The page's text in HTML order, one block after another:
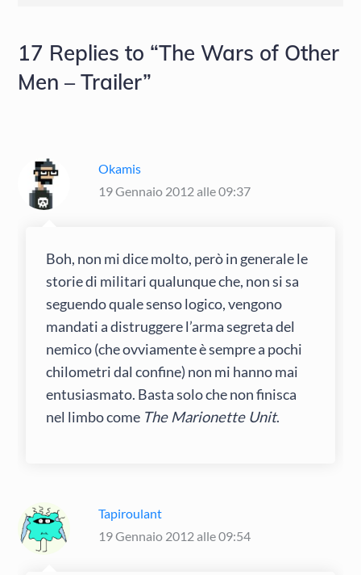
17 Replies to “The Wars of Other
Men – Trailer”
Okamis
19 Gennaio 2012 alle 09:37
Boh, non mi dice molto, però in generale le
storie di militari qualunque che, non si sa
seguendo quale senso logico, vengono
mandati a distruggere l’arma segreta del
nemico (che ovviamente è sempre a pochi
chilometri dal confine) non mi hanno mai
entusiasmato. Basta solo che non finisca
nel limbo come The Marionette Unit.
Tapiroulant
19 Gennaio 2012 alle 09:54